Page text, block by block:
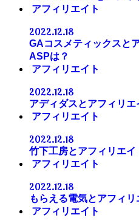
アフィリエイト
2022.12.18
GAコスメティックスと
ASPは？
アフィリエイト
2022.12.18
アディダスとアフィリ
アフィリエイト
2022.12.18
竹下工房とアフィリエ
アフィリエイト
2022.12.18
もらえる電気とアフィ
アフィリエイト